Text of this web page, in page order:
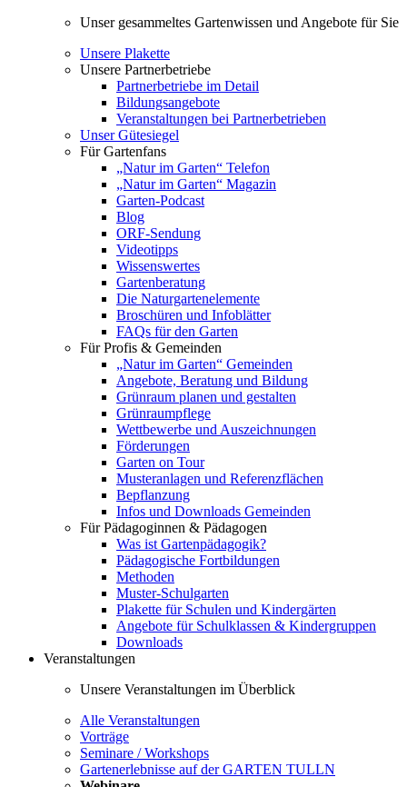
Unser gesammeltes Gartenwissen und Angebote für Sie
Unsere Plakette
Unsere Partnerbetriebe
Partnerbetriebe im Detail
Bildungsangebote
Veranstaltungen bei Partnerbetrieben
Unser Gütesiegel
Für Gartenfans
„Natur im Garten“ Telefon
„Natur im Garten“ Magazin
Garten-Podcast
Blog
ORF-Sendung
Videotipps
Wissenswertes
Gartenberatung
Die Naturgartenelemente
Broschüren und Infoblätter
FAQs für den Garten
Für Profis & Gemeinden
„Natur im Garten“ Gemeinden
Angebote, Beratung und Bildung
Grünraum planen und gestalten
Grünraumpflege
Wettbewerbe und Auszeichnungen
Förderungen
Garten on Tour
Musteranlagen und Referenzflächen
Bepflanzung
Infos und Downloads Gemeinden
Für Pädagoginnen & Pädagogen
Was ist Gartenpädagogik?
Pädagogische Fortbildungen
Methoden
Muster-Schulgarten
Plakette für Schulen und Kindergärten
Angebote für Schulklassen & Kindergruppen
Downloads
Veranstaltungen
Unsere Veranstaltungen im Überblick
Alle Veranstaltungen
Vorträge
Seminare / Workshops
Gartenerlebnisse auf der GARTEN TULLN